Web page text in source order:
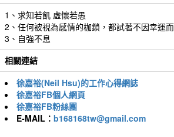
1、求知若飢 虛懷若愚
2、任何被視為感情的枷鎖，都試著不因幸運
3、自強不息
相關連結
徐嘉裕(Neil Hsu)的工作心得網誌
徐嘉裕FB個人網頁
徐嘉裕FB粉絲團
E-MAIL： b168168tw@gmail.com